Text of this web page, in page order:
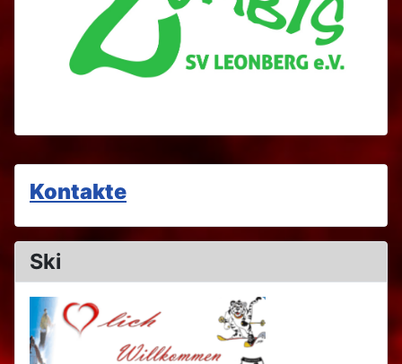
Kontakte
Ski